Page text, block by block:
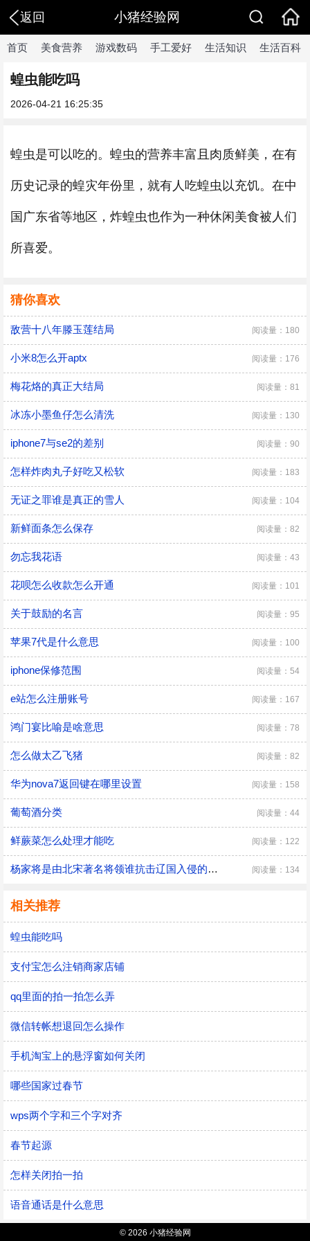
返回 小猪经验网
首页 美食营养 游戏数码 手工爱好 生活知识 生活百科
蝗虫能吃吗
2026-04-21 16:25:35
蝗虫是可以吃的。蝗虫的营养丰富且肉质鲜美，在有
历史记录的蝗灾年份里，就有人吃蝗虫以充饥。在中
国广东省等地区，炸蝗虫也作为一种休闲美食被人们
所喜爱。
猜你喜欢
敌营十八年滕玉莲结局 阅读量：180
小米8怎么开aptx 阅读量：176
梅花烙的真正大结局 阅读量：81
冰冻小墨鱼仔怎么清洗 阅读量：130
iphone7与se2的差别 阅读量：90
怎样炸肉丸子好吃又松软 阅读量：183
无证之罪谁是真正的雪人 阅读量：104
新鲜面条怎么保存 阅读量：82
勿忘我花语 阅读量：43
花呗怎么收款怎么开通 阅读量：101
关于鼓励的名言 阅读量：95
苹果7代是什么意思 阅读量：100
iphone保修范围 阅读量：54
e站怎么注册账号 阅读量：167
鸿门宴比喻是啥意思 阅读量：78
怎么做太乙飞猪 阅读量：82
华为nova7返回键在哪里设置 阅读量：158
葡萄酒分类 阅读量：44
鲜蕨菜怎么处理才能吃 阅读量：122
杨家将是由北宋著名将领谁抗击辽国入侵的故事演变而来 阅读量：134
相关推荐
蝗虫能吃吗
支付宝怎么注销商家店铺
qq里面的拍一拍怎么弄
微信转帐想退回怎么操作
手机淘宝上的悬浮窗如何关闭
哪些国家过春节
wps两个字和三个字对齐
春节起源
怎样关闭拍一拍
语音通话是什么意思
© 2026 小猪经验网